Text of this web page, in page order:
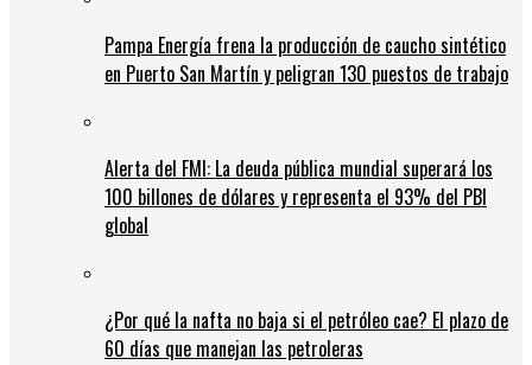
Pampa Energía frena la producción de caucho sintético
en Puerto San Martín y peligran 130 puestos de trabajo
Alerta del FMI: La deuda pública mundial superará los
100 billones de dólares y representa el 93% del PBI
global
¿Por qué la nafta no baja si el petróleo cae? El plazo de
60 días que manejan las petroleras